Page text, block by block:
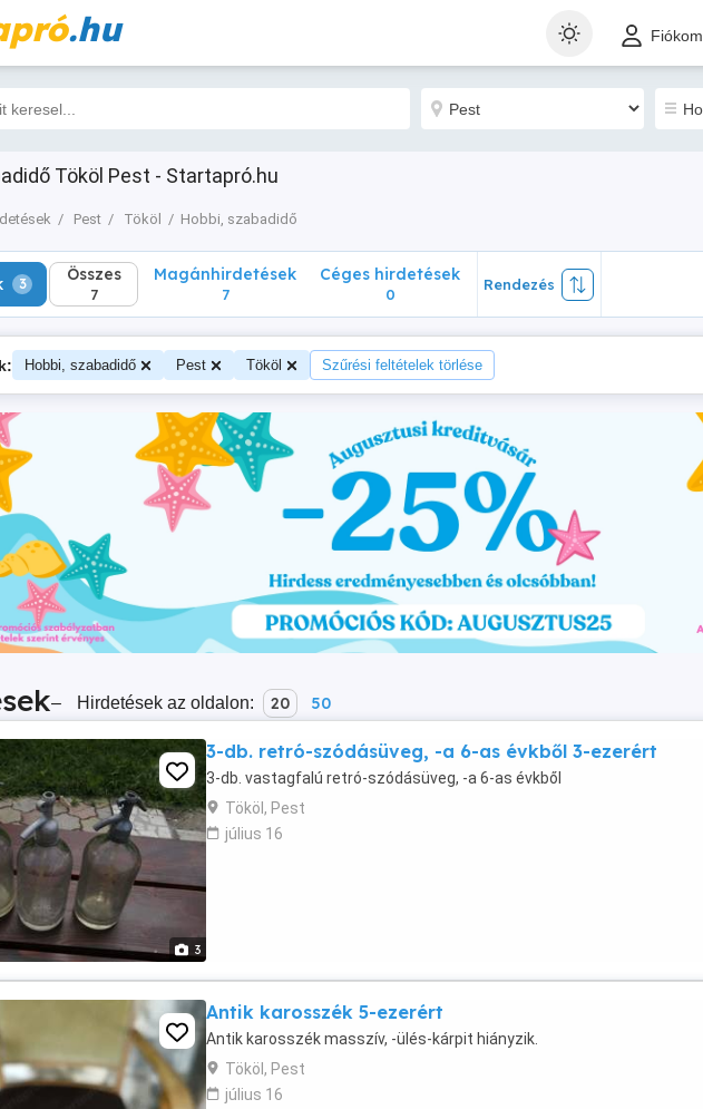
.hu Fiókom
Tököl Pest - Startapró.hu
Pest Tököl Hobbi, szabadidő
3 Összes
7
3 Összes
7
Magánhirdetések
7
Céges hirdetések
0
Rendezés
Hobbi, szabadidő Pest Tököl Szűrési feltételek törlése
– Hirdetések az oldalon: 20 50
3
3-db. retró-szódásüveg, -a 6-as évkből 3-ezerért
3-db. vastagfalú retró-szódásüveg, -a 6-as évkből
Tököl, Pest
július 16
Antik karosszék 5-ezerért
Antik karosszék masszív, -ülés-kárpit hiányzik.
Tököl, Pest
július 16